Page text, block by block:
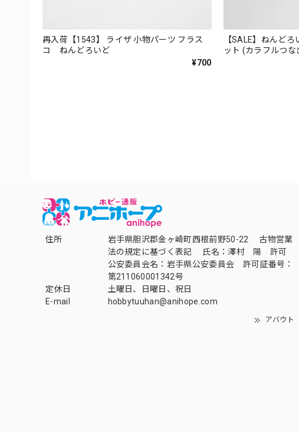
再入荷【1543】 ライザ 小物パーツ フラス
コ ねんどろいど
¥700
【SALE】ねんど
ット (カラフルつ
住所
岩手県胆沢郡金ヶ崎町西根前野50-22 古物営業
法の規定に基づく表記 氏名：澤村 陽 許可
公安委員会名：岩手県公安委員会 許可証番号：
第211060001342号
定休日
土曜日、日曜日、祝日
E-mail
hobbytuuhan@anihope.com
アバウト